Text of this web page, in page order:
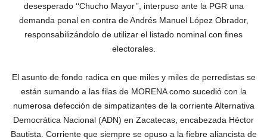
desesperado ‘‘Chucho Mayor’’, interpuso ante la PGR una
demanda penal en contra de Andrés Manuel López Obrador,
responsabilizándolo de utilizar el listado nominal con fines
electorales.
El asunto de fondo radica en que miles y miles de perredistas se
están sumando a las filas de MORENA como sucedió con la
numerosa defección de simpatizantes de la corriente Alternativa
Democrática Nacional (ADN) en Zacatecas, encabezada Héctor
Bautista. Corriente que siempre se opuso a la fiebre aliancista de